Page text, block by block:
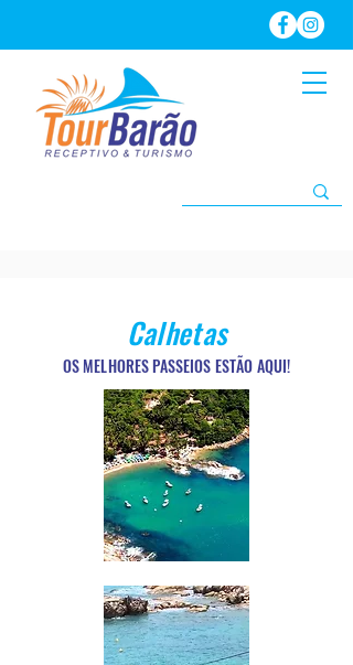
Calhetas
OS MELHORES PASSEIOS ESTÃO AQUI!